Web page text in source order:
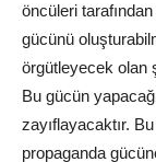
öncüleri tarafından
gücünü
örgütleyecek olan
Bu gücün
zayıflayacaktır.
propaganda